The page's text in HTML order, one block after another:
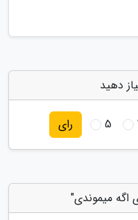
دهید
5 رای
اگه میموندی"